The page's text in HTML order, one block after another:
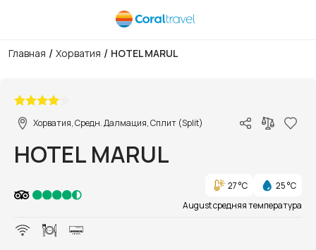
Главная / Хорватия / HOTEL MARUL
Хорватия, Средн. Далмация, Сплит (Split)
HOTEL MARUL
27 °C
25 °C
August средняя температура